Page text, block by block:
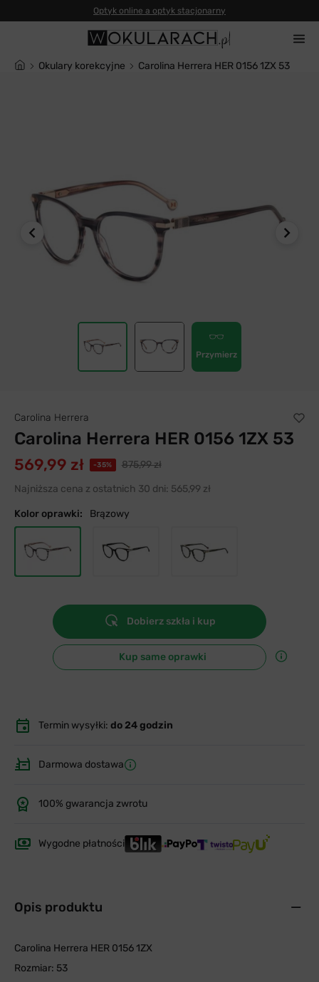
Okulary korekcyjne Carolina Herrera HER 0156 1ZX 53
Przymierz
Carolina Herrera
Carolina Herrera HER 0156 1ZX 53
569,99 zł -35%
875,99 zł
Najniższa cena z ostatnich 30 dni: 565,99 zł
Kolor oprawki: Brązowy
Dobierz szkła i kup
Kup same oprawki
Termin wysyłki: do 24 godzin
Darmowa dostawa
100% gwarancja zwrotu
Wygodne płatności
Opis produktu
Carolina Herrera HER 0156 1ZX
Rozmiar: 53